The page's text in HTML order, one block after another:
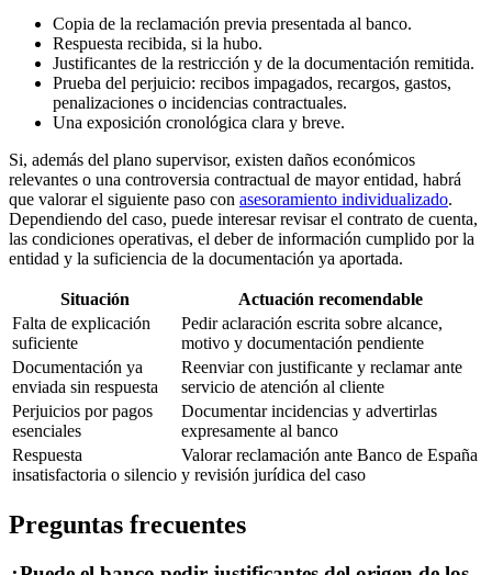
Copia de la reclamación previa presentada al banco.
Respuesta recibida, si la hubo.
Justificantes de la restricción y de la documentación remitida.
Prueba del perjuicio: recibos impagados, recargos, gastos,
penalizaciones o incidencias contractuales.
Una exposición cronológica clara y breve.
Si, además del plano supervisor, existen daños económicos
relevantes o una controversia contractual de mayor entidad, habrá
que valorar el siguiente paso con asesoramiento individualizado.
Dependiendo del caso, puede interesar revisar el contrato de cuenta,
las condiciones operativas, el deber de información cumplido por la
entidad y la suficiencia de la documentación ya aportada.
Situación
Actuación recomendable
Falta de explicación
suficiente
Pedir aclaración escrita sobre alcance,
motivo y documentación pendiente
Documentación ya
enviada sin respuesta
Reenviar con justificante y reclamar ante
servicio de atención al cliente
Perjuicios por pagos
esenciales
Documentar incidencias y advertirlas
expresamente al banco
Respuesta
insatisfactoria o silencio
Valorar reclamación ante Banco de España
y revisión jurídica del caso
Preguntas frecuentes